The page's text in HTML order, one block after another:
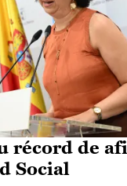
récord de
Social